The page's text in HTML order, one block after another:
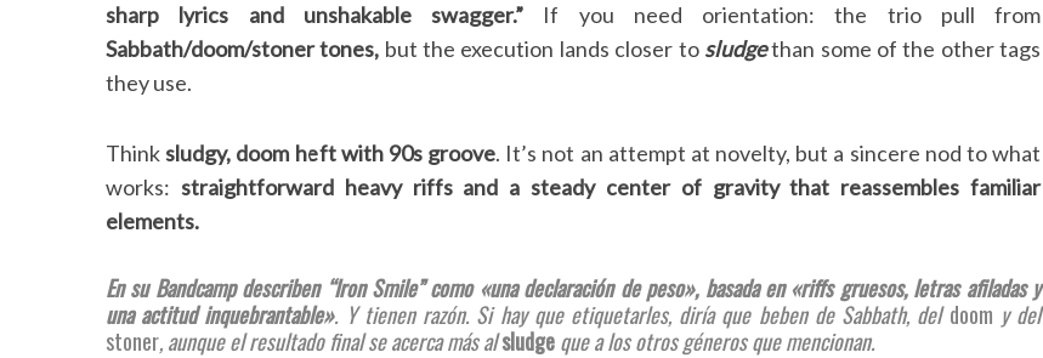
sharp lyrics and unshakable swagger.” If you need orientation: the trio pull from
Sabbath/doom/stoner tones, but the execution lands closer to sludgethan some of the other tags
they use.
Thinksludgy, doom heft with 90s groove. It’s not an attempt at novelty, but a sincere nod to what
works: straightforward heavy riffs and a steady center of gravity that reassembles familiar
elements.
En su Bandcamp describen “Iron Smile” como «una declaración de peso», basada en «riffs gruesos, letras afiladas y
una actitud inquebrantable». Y tienen razón. Si hay que etiquetarles, diría que beben de Sabbath, deldoom y del
stoner, aunque el resultado final se acerca más alsludgeque a los otros géneros que mencionan.